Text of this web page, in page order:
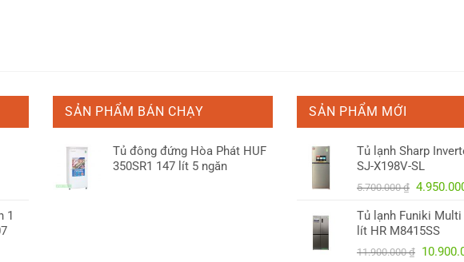
₫.
1
SẢN PHẨM BÁN CHẠY
Tủ đông đứng Hòa Phát HUF
350SR1 147 lít 5 ngăn
SẢN PHẨM MỚI
Tủ lạnh Sharp
SJ-X198V-SL
5.700.000₫ Giá
là:
Tủ lạnh Funiki
lít HR M8415SS
11.900.000₫ Giá